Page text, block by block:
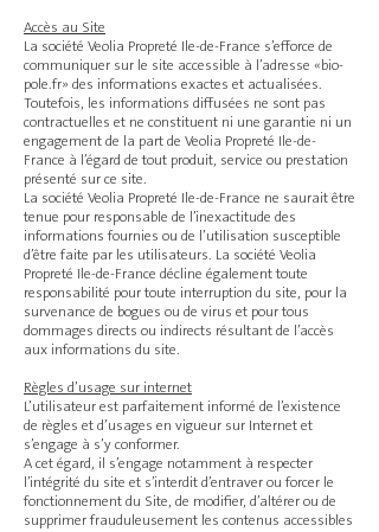
Accès au Site
La société Veolia Propreté Ile-de-France s’efforce de
communiquer sur le site accessible à l’adresse «bio-
pole.fr» des informations exactes et actualisées.
Toutefois, les informations diffusées ne sont pas
contractuelles et ne constituent ni une garantie ni un
engagement de la part de Veolia Propreté Ile-de-
France à l’égard de tout produit, service ou prestation
présenté sur ce site.
La société Veolia Propreté Ile-de-France ne saurait être
tenue pour responsable de l’inexactitude des
informations fournies ou de l’utilisation susceptible
d’être faite par les utilisateurs. La société Veolia
Propreté Ile-de-France décline également toute
responsabilité pour toute interruption du site, pour la
survenance de bogues ou de virus et pour tous
dommages directs ou indirects résultant de l’accès
aux informations du site.
Règles d’usage sur internet
L’utilisateur est parfaitement informé de l’existence
de règles et d’usages en vigueur sur Internet et
s’engage à s’y conformer.
A cet égard, il s’engage notamment à respecter
l’intégrité du site et s’interdit d’entraver ou forcer le
fonctionnement du Site, de modifier, d’altérer ou de
supprimer frauduleusement les contenus accessibles